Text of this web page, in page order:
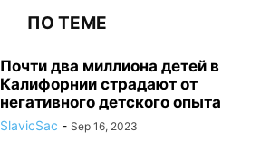
ПО ТЕМЕ
Почти два миллиона детей в
Калифорнии страдают от
негативного детского опыта
SlavicSac - Sep 16, 2023